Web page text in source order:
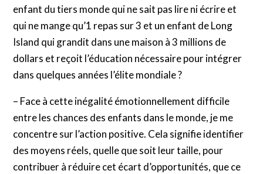
enfant du tiers monde qui ne sait pas lire ni écrire et
qui ne mange qu’1 repas sur 3 et un enfant de Long
Island qui grandit dans une maison à 3 millions de
dollars et reçoit l’éducation nécessaire pour intégrer
dans quelques années l’élite mondiale ?
– Face à cette inégalité émotionnellement difficile
entre les chances des enfants dans le monde, je me
concentre sur l’action positive. Cela signifie identifier
des moyens réels, quelle que soit leur taille, pour
contribuer à réduire cet écart d’opportunités, que ce